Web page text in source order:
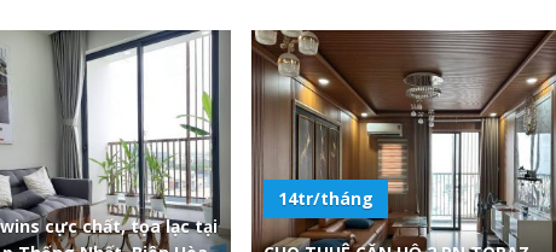
cực chất, tọa lạc tại
14tr/tháng